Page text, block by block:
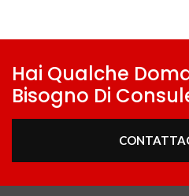
Hai Qualche
Bisogno Di